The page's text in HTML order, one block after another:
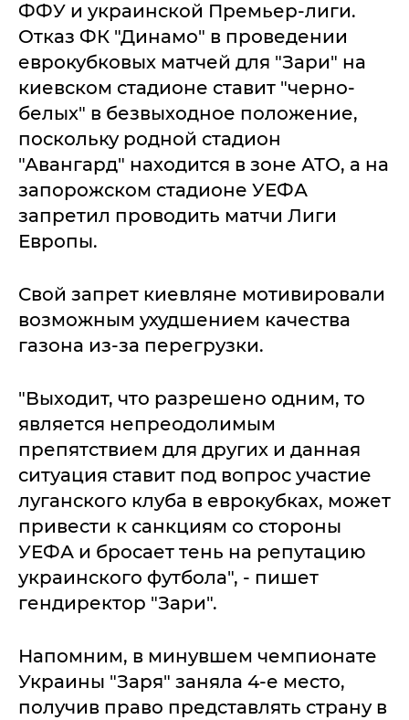
ФФУ и украинской Премьер-лиги.
Отказ ФК "Динамо" в проведении
еврокубковых матчей для "Зари" на
киевском стадионе ставит "черно-
белых" в безвыходное положение,
поскольку родной стадион
"Авангард" находится в зоне АТО, а на
запорожском стадионе УЕФА
запретил проводить матчи Лиги
Европы.
Свой запрет киевляне мотивировали
возможным ухудшением качества
газона из-за перегрузки.
"Выходит, что разрешено одним, то
является непреодолимым
препятствием для других и данная
ситуация ставит под вопрос участие
луганского клуба в еврокубках, может
привести к санкциям со стороны
УЕФА и бросает тень на репутацию
украинского футбола", - пишет
гендиректор "Зари".
Напомним, в минувшем чемпионате
Украины "Заря" заняла 4-е место,
получив право представлять страну в